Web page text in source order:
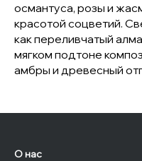
османтуса, розы и
красотой соцветий.
как переливчатый
мягком подтоне
амбры и древесный
О нас